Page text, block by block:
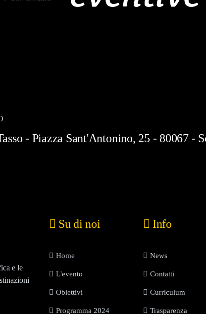
- Piazza Sant'Antonino, 25 - 80067 -
e le
Su di noi
Home
L'evento
Obiettivi
Programma 2024
Info
News
Contatti
Curriculum
Trasparenza